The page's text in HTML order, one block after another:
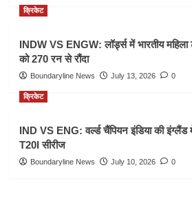
क्रिकेट
INDW VS ENGW: लॉर्ड्स में भारतीय महिला
को 270 रन से रौंदा
Boundaryline News July 13, 2026 0
क्रिकेट
IND VS ENG: वर्ल्ड चैंपियन इंडिया की इंग्लैंड
T20I सीरीज
Boundaryline News July 10, 2026 0